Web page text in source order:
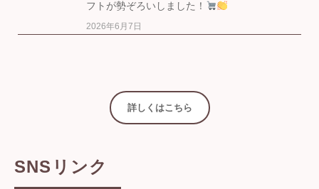
フトが勢ぞろいしました！
2026年6月7日
詳しくはこちら
SNSリンク